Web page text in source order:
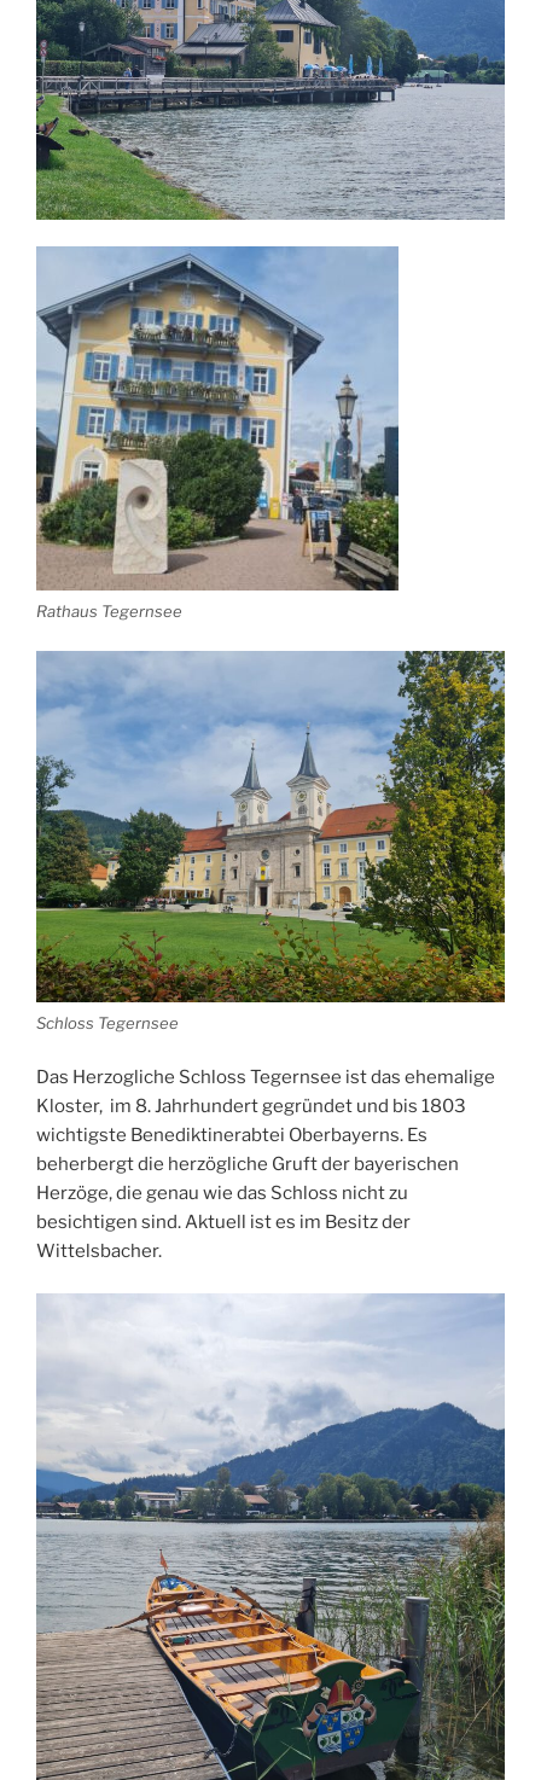
Rathaus Tegernsee
Schloss Tegernsee
Das Herzogliche Schloss Tegernsee ist das ehemalige
Kloster, im 8. Jahrhundert gegründet und bis 1803
wichtigste Benediktinerabtei Oberbayerns. Es
beherbergt die herzögliche Gruft der bayerischen
Herzöge, die genau wie das Schloss nicht zu
besichtigen sind. Aktuell ist es im Besitz der
Wittelsbacher.